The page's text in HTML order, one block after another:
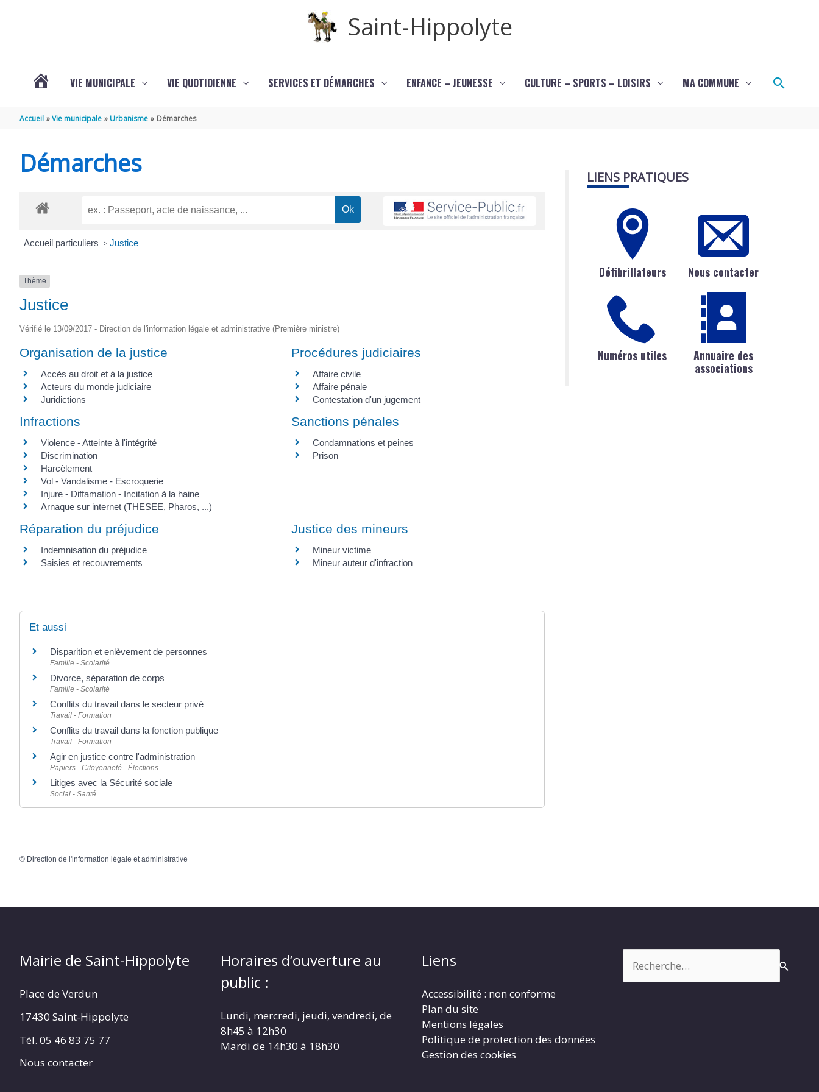
Saint-Hippolyte
SAINT-
(17430)
VIE MUNICIPALE VIE QUOTIDIENNE SERVICES ET DÉMARCHES ENFANCE – JEUNESSE CULTURE – SPORTS – LOISIRS MA COMMUNE
Accueil Vie municipale Urbanisme Démarches
Démarches
Accueil particuliers > Justice
Thème
Justice
Vérifié le 13/09/2017 - Direction de l'information légale et administrative (Première ministre)
Organisation de la justice
Accès au droit et à la justice
Acteurs du monde judiciaire
Juridictions
Procédures judiciaires
Affaire civile
Affaire pénale
Contestation d'un jugement
Infractions
Violence - Atteinte à l'intégrité
Discrimination
Harcèlement
Vol - Vandalisme - Escroquerie
Injure - Diffamation - Incitation à la haine
Arnaque sur internet (THESEE, Pharos, ...)
Sanctions pénales
Condamnations et peines
Prison
Réparation du préjudice
Indemnisation du préjudice
Saisies et recouvrements
Justice des mineurs
Mineur victime
Mineur auteur d'infraction
Et aussi
Disparition et enlèvement de personnes
Famille - Scolarité
Divorce, séparation de corps
Famille - Scolarité
Conflits du travail dans le secteur privé
Travail - Formation
Conflits du travail dans la fonction publique
Travail - Formation
Agir en justice contre l'administration
Papiers - Citoyenneté - Élections
Litiges avec la Sécurité sociale
Social - Santé
© Direction de l'information légale et administrative
LIENS PRATIQUES
Défibrillateurs Nous contacter
Numéros utiles
Annuaire des
associations
Mairie de Saint-Hippolyte
Place de Verdun
17430 Saint-Hippolyte
Tél. 05 46 83 75 77
Nous contacter
Horaires d’ouverture au
public :
Lundi, mercredi, jeudi, vendredi, de
8h45 à 12h30
Mardi de 14h30 à 18h30
Liens
Accessibilité : non conforme
Plan du site
Mentions légales
Politique de protection des données
Gestion des cookies